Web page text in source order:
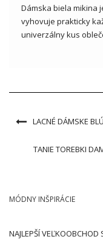
Dámska biela mikina
vyhovuje prakticky
univerzálny kus
LACNÉ DÁMSKE
TANIE TOREBKI
MÓDNY INŠPIRÁCIE
NAJLEPŠÍ